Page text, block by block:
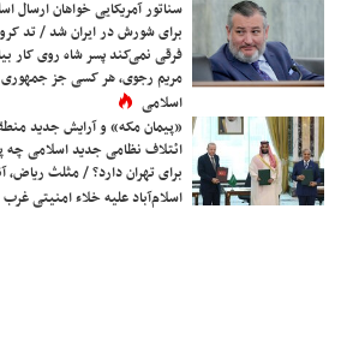
سناتور آمریکایی خواهان ارسال
برای شورش در ایران شد / تد
فرقی نمی‌کند پسر شاه روی کار
مریم رجوی، هر کسی جز جمهوری
اسلامی
«پیمان مکه» و آرایش جدید
ائتلاف نظامی جدید اسلامی چه
برای تهران دارد؟ / مثلث ریاض،
اسلام‌آباد علیه خلاء امنیتی غرب